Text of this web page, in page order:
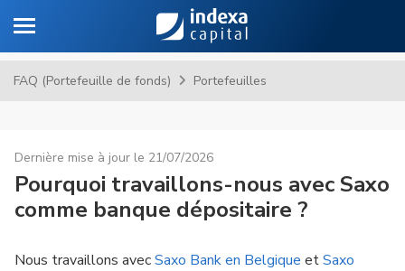
Toggle navigation
FAQ (Portefeuille de fonds) Portefeuilles
Dernière mise à jour le 21/07/2026
Pourquoi travaillons-nous avec Saxo
comme banque dépositaire ?
Nous travaillons avecSaxo Bank en Belgique etSaxo